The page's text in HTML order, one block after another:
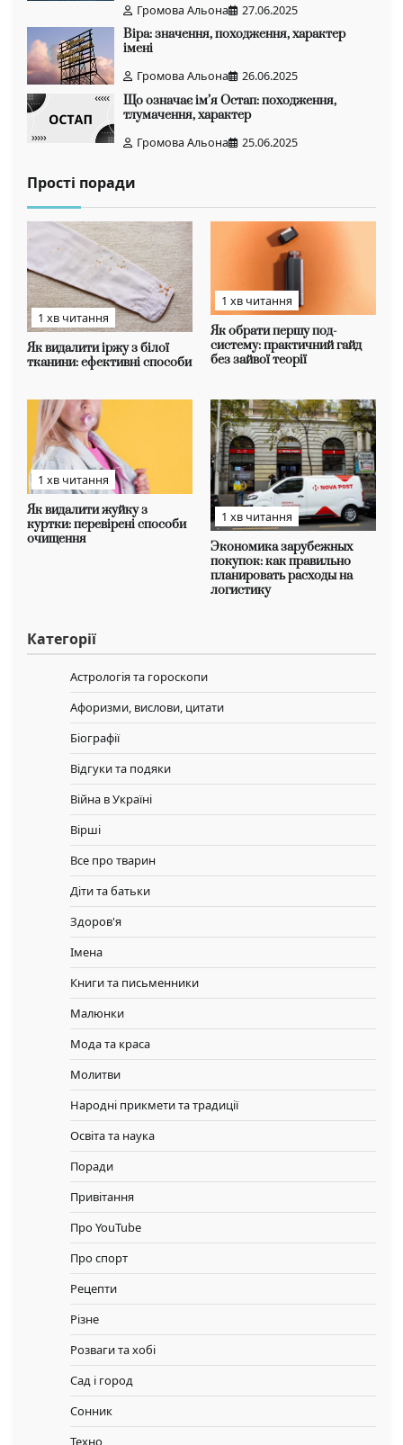
Громова Альона
27.06.2025
Віра: значення, походження, характер
імені
Громова Альона
26.06.2025
Що означає ім’я Остап: походження,
тлумачення, характер
Громова Альона
25.06.2025
Прості поради
1 хв читання
Як видалити іржу з білої
тканини: ефективні способи
1 хв читання
Як обрати першу под-
систему: практичний гайд
без зайвої теорії
1 хв читання
Як видалити жуйку з
куртки: перевірені способи
очищення
1 хв читання
Экономика зарубежных
покупок: как правильно
планировать расходы на
логистику
Категорії
Астрологія та гороскопи
Афоризми, вислови, цитати
Біографії
Відгуки та подяки
Війна в Україні
Вірші
Все про тварин
Діти та батьки
Здоров'я
Імена
Книги та письменники
Малюнки
Мода та краса
Молитви
Народні прикмети та традиції
Освіта та наука
Поради
Привітання
Про YouTube
Про спорт
Рецепти
Різне
Розваги та хобі
Сад і город
Сонник
Техно